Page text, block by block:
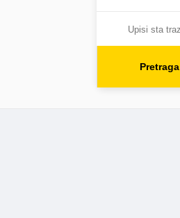
Pretraga